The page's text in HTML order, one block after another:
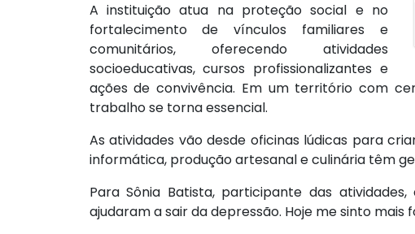
A instituição atua na proteção social e no
fortalecimento de vínculos familiares e
comunitários, oferecendo atividades
socioeducativas, cursos profissionalizantes e
ações de convivência. Em um território com
trabalho se torna essencial.
As atividades vão desde oficinas lúdicas para
informática, produção artesanal e culinária têm
Para Sônia Batista, participante das
ajudaram a sair da depressão. Hoje me sinto mais